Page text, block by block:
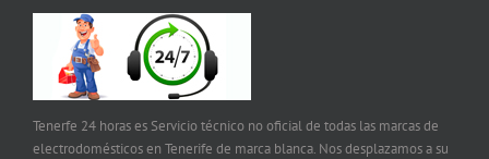
Tenerfe 24 horas es Servicio técnico no oficial de todas las marcas de
electrodomésticos en Tenerife de marca blanca. Nos desplazamos a su